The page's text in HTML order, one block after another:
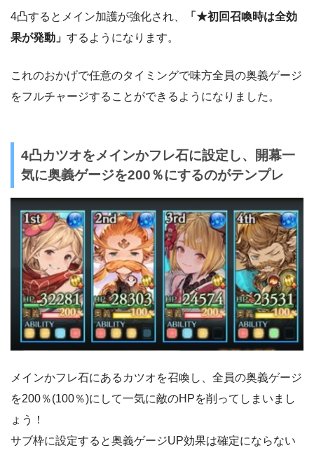
4凸するとメイン加護が強化され、
「★初回召喚時は全効
果が発動」 するようになります。
これのおかげで任意のタイミングで味方全員の奥義ゲージ
をフルチャージすることができるようになりました。
4凸カツオをメインかフレ石に設定し、開幕一
気に奥義ゲージを200％にするのがテンプレ
メインかフレ石にあるカツオを召喚し、全員の奥義ゲージ
を200％(100％)にして一気に敵のHPを削ってしまいまし
ょう！
サブ枠に設定すると奥義ゲージUP効果は確定にならない